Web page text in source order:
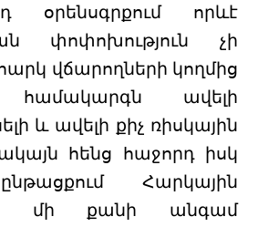
օրենսգրքում որևէ
փոփոխություն չի
հարկ վճարողների կողմից
համակարգն ավելի
և ավելի քիչ ռիսկային
հենց հաջորդ իսկ
Հարկային
մի քանի անգամ